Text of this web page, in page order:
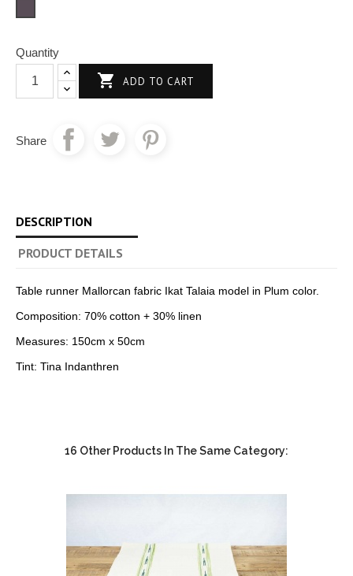
Quantity
 ADD TO CART
Share
DESCRIPTION
PRODUCT DETAILS
Table runner Mallorcan fabric Ikat Talaia model in Plum color.
Composition: 70% cotton + 30% linen
Measures: 150cm x 50cm
Tint: Tina Indanthren
16 Other Products In The Same Category: